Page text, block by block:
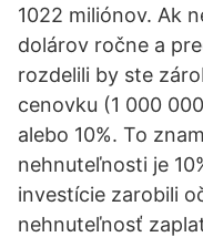
1022 miliónov. Ak
dolárov ročne a
rozdelili by ste
cenovku (1 000
alebo 10%. To
nehnuteľnosti je
investície zarobili
nehnuteľnosť